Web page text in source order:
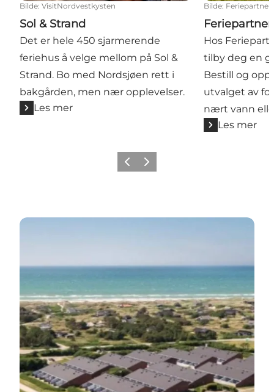
Bilde: VisitNordvestkysten
Sol & Strand
Det er hele 450 sjarmerende
feriehus å velge mellom på Sol &
Strand. Bo med Nordsjøen rett i
bakgården, men nær opplevelser.
Les mer
Bilde: Feriepartner
Hos
tilby deg en
Bestill og
utvalget av
nært vann
Les mer
ForrigeNeste
Landal Grønhøj Strand